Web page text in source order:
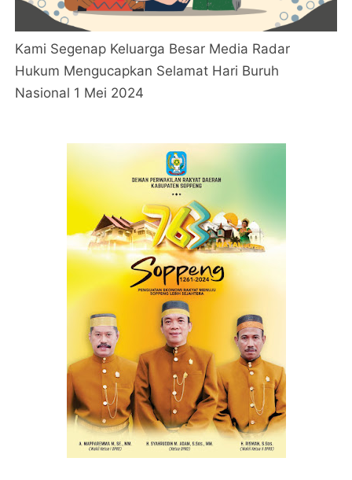
Kami Segenap Keluarga Besar Media Radar
Hukum Mengucapkan Selamat Hari Buruh
Nasional 1 Mei 2024